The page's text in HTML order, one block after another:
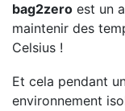
bag2zero est un
maintenir des
Celsius !
Et cela pendant
environnement